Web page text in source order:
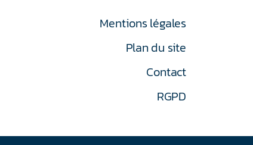
Mentions légales
Plan du site
Contact
RGPD